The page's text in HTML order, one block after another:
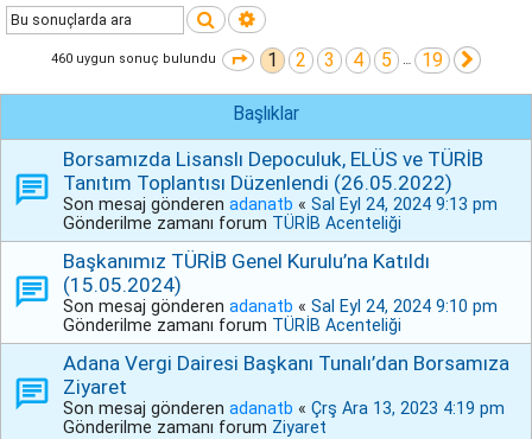
Ara Gelişmiş arama
460 uygun sonuç bulundu 1 . sayfa (Toplam 19sayfa)
1 2 3 4 5 … 19
Başlıklar
Borsamızda Lisanslı Depoculuk, ELÜS ve TÜRİB
Tanıtım Toplantısı Düzenlendi (26.05.2022)
Son mesaj gönderen adanatb « Sal Eyl 24, 2024 9:13 pm
Gönderilme zamanı forum TÜRİB Acenteliği
Başkanımız TÜRİB Genel Kurulu’na Katıldı
(15.05.2024)
Son mesaj gönderen adanatb « Sal Eyl 24, 2024 9:10 pm
Gönderilme zamanı forum TÜRİB Acenteliği
Adana Vergi Dairesi Başkanı Tunalı’dan Borsamıza
Ziyaret
Son mesaj gönderen adanatb « Çrş Ara 13, 2023 4:19 pm
Gönderilme zamanı forum Ziyaret